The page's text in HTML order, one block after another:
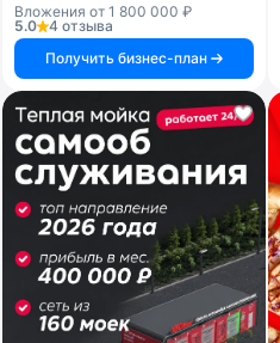
Вложения от 1 800 000 ₽
5.0
4 отзыва
Получить бизнес-план